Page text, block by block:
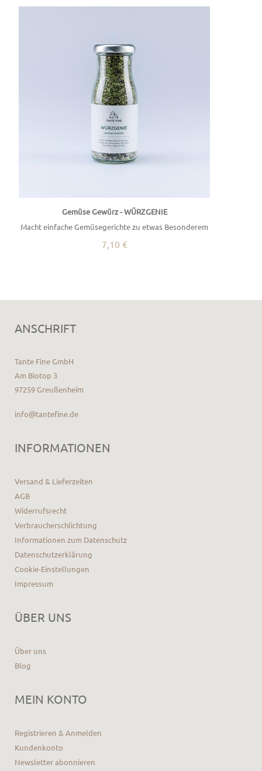
Gemüse Gewürz - WÜRZGENIE
Macht einfache Gemüsegerichte zu etwas Besonderem
7,10 €
ANSCHRIFT
Tante Fine GmbH
Am Biotop 3
97259 Greußenheim
info@tantefine.de
INFORMATIONEN
Versand & Lieferzeiten
AGB
Widerrufsrecht
Verbraucherschlichtung
Informationen zum Datenschutz
Datenschutzerklärung
Cookie-Einstellungen
Impressum
ÜBER UNS
Über uns
Blog
MEIN KONTO
Registrieren & Anmelden
Kundenkonto
Newsletter abonnieren